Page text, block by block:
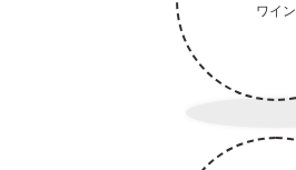
ワイン